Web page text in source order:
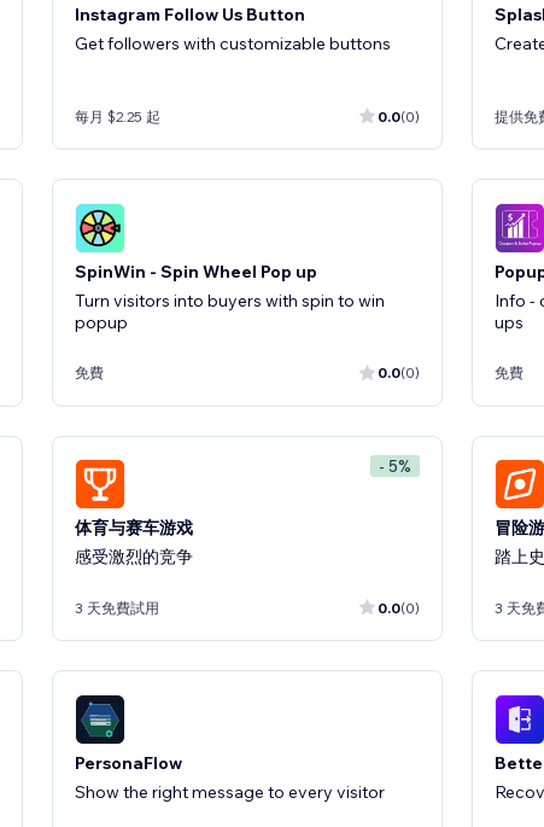
Instagram Follow Us Button
Get followers with customizable buttons
每月 $2.25 起 0.0(0) 提供免
SpinWin - Spin Wheel Pop up
Turn visitors into buyers with spin to win
popup
免費 0.0(0)
Info -
ups
免費
- 5%
体育与赛车游戏
感受激烈的竞争
3 天免費試用 0.0(0)
冒险
踏上
3 天免
PersonaFlow
Show the right message to every visitor